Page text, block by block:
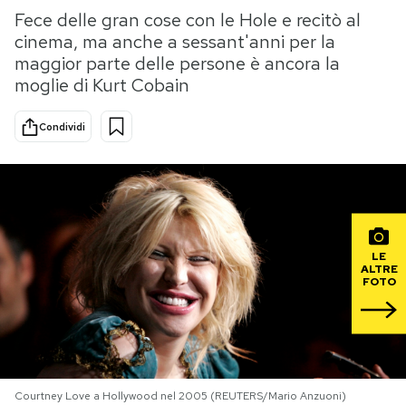
Tecnologia
Internet
Scienza
Cultura
Economia
Storie/Idee
Ok Boomer!
Media
PODCAST
NEWSLETTER
I MIEI PREFERITI
Fece delle gran cose con le Hole e recitò al
cinema, ma anche a sessant'anni per la
maggior parte delle persone è ancora la
moglie di Kurt Cobain
Condividi
LE
ALTRE
FOTO
Courtney Love a Hollywood nel 2005 (REUTERS/Mario Anzuoni)